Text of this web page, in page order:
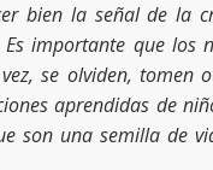
bien la señal de la
importante que los
se olviden, tomen
aprendidas de
son una semilla de